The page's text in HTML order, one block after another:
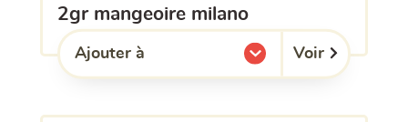
2gr mangeoire milano
Ajouter à
l'une de mes listes. Voir